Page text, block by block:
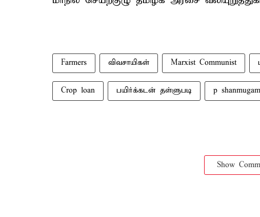
Farmers விவசாயிகள் Marxist Communist
Crop loan பயிர்க்கடன் தள்ளுபடி p shanmugam
Show